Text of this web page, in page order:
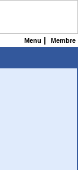
Menu Membre